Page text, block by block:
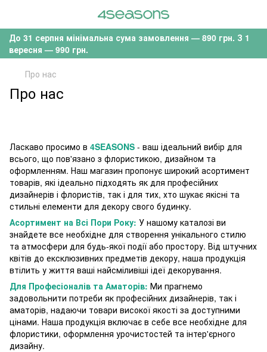
До 31 серпня мінімальна сума замовлення — 890 грн. З 1
вересня — 990 грн.
Про нас
Про нас
Ласкаво просимо в 4SEASONS - ваш ідеальний вибір для
всього, що пов'язано з флористикою, дизайном та
оформленням. Наш магазин пропонує широкий асортимент
товарів, які ідеально підходять як для професійних
дизайнерів і флористів, так і для тих, хто шукає якісні та
стильні елементи для декору свого будинку.
Асортимент на Всі Пори Року: У нашому каталозі ви
знайдете все необхідне для створення унікального стилю
та атмосфери для будь-якої події або простору. Від штучних
квітів до ексклюзивних предметів декору, наша продукція
втілить у життя ваші найсміливіші ідеї декорування.
Для Професіоналів та Аматорів: Ми прагнемо
задовольнити потреби як професійних дизайнерів, так і
аматорів, надаючи товари високої якості за доступними
цінами. Наша продукція включає в себе все необхідне для
флористики, оформлення урочистостей та інтер'єрного
дизайну.